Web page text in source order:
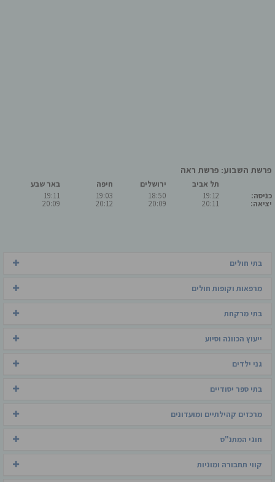
פרשת השבוע: פרשת ראה
כניסה:
יציאה:
תל אביב
19:12
20:11
ירושלים
18:50
20:09
חיפה
19:03
20:12
באר שבע
19:11
20:09
בתי חולים
מרפאות וקופות חולים
בתי מרקחת
ייעוץ הכוונה וסיוע
גני ילדים
בתי ספר יסודיים
מרכזים קהילתיים ומועדונים
חוגי המתנ"ס
קווי תחבורה ומוניות